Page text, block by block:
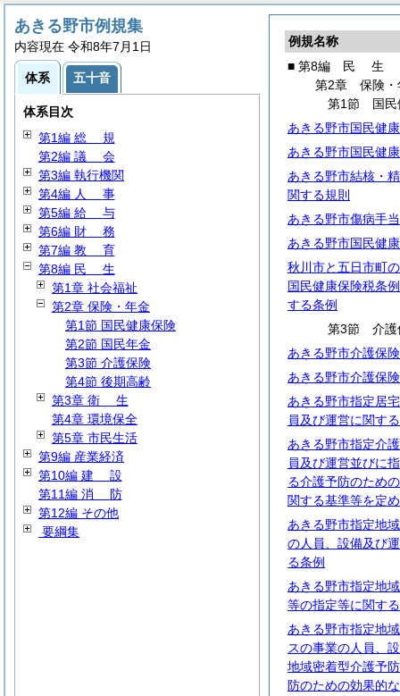
例規名称
■ 第8編
民 生
第2章 保険・
第1節 国民
あきる野市国民健
あきる野市国民健
あきる野市結核・
関する規則
あきる野市傷病手
あきる野市国民健
秋川市と五日市町
国民健康保険税条
する条例
第3節 介護
あきる野市介護保
あきる野市介護保
あきる野市指定居
員及び運営に関す
あきる野市指定介
員及び運営並びに
る介護予防のため
関する基準等を定
あきる野市指定地
の人員、設備及び
る条例
あきる野市指定地
等の指定等に関す
あきる野市指定地
スの事業の人員、
地域密着型介護予
防のための効果的
あきる野市例規集
内容現在 令和8年7月1日
体系 五十音
体系目次
第1編 総 規
第2編 議 会
第3編 執行機関
第4編 人 事
第5編 給 与
第6編 財 務
第7編 教 育
第8編 民 生
第1章 社会福祉
第2章 保険・年金
第1節 国民健康保険
第2節 国民年金
第3節 介護保険
第4節 後期高齢
第3章 衛 生
第4章 環境保全
第5章 市民生活
第9編 産業経済
第10編 建 設
第11編 消 防
第12編 その他
要綱集